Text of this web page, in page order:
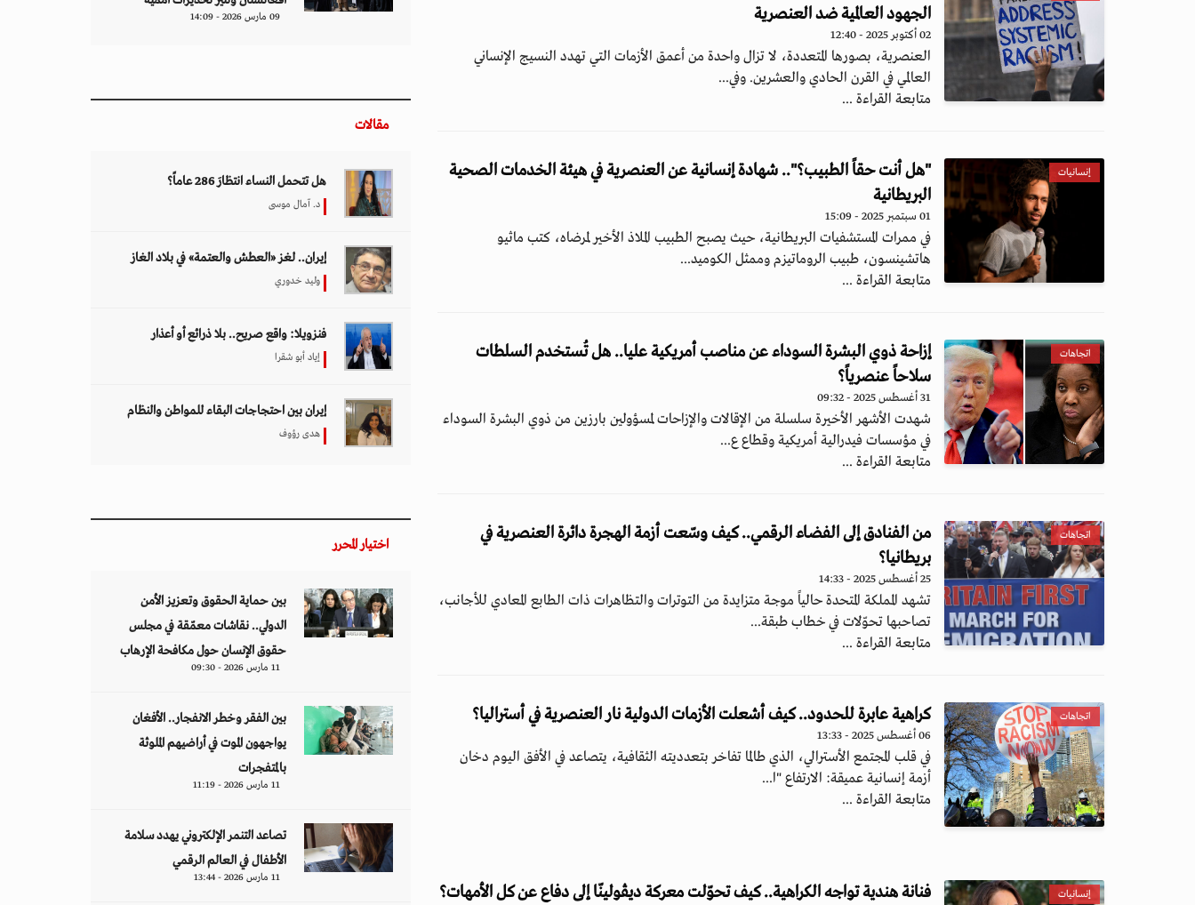
الجهود العالمية ضد العنصرية
02 أكتوبر 2025 - 12:40
العنصرية، بصورها المتعددة، لا تزال واحدة من أعمق الأزمات التي تهدد النسيج الإنساني
العالمي في القرن الحادي والعشرين. وفي...
متابعة القراءة ...
إنسانيات
"هل أنت حقاً الطبيب؟".. شهادة إنسانية عن العنصرية في هيئة الخدمات الصحية
البريطانية
01 سبتمبر 2025 - 15:09
في ممرات المستشفيات البريطانية، حيث يصبح الطبيب الملاذ الأخير لمرضاه، كتب ماثيو
هاتشينسون، طبيب الروماتيزم وممثل الكوميد...
متابعة القراءة ...
اتجاهات
إزاحة ذوي البشرة السوداء عن مناصب أمريكية عليا.. هل تُستخدم السلطات
سلاحاً عنصرياً؟
31 أغسطس 2025 - 09:32
شهدت الأشهر الأخيرة سلسلة من الإقالات والإزاحات لمسؤولين بارزين من ذوي البشرة السوداء
في مؤسسات فيدرالية أمريكية وقطاع ع...
متابعة القراءة ...
اتجاهات
من الفنادق إلى الفضاء الرقمي.. كيف وسّعت أزمة الهجرة دائرة العنصرية في
بريطانيا؟
25 أغسطس 2025 - 14:33
تشهد المملكة المتحدة حالياً موجة متزايدة من التوترات والتظاهرات ذات الطابع المعادي للأجانب،
تصاحبها تحوّلات في خطاب طبقة...
متابعة القراءة ...
اتجاهات كراهية عابرة للحدود.. كيف أشعلت الأزمات الدولية نار العنصرية في أستراليا؟
06 أغسطس 2025 - 13:33
في قلب المجتمع الأسترالي، الذي طالما تفاخر بتعدديته الثقافية، يتصاعد في الأفق اليوم دخان
أزمة إنسانية عميقة: الارتفاع "ا...
متابعة القراءة ...
إنسانيات فنانة هندية تواجه الكراهية.. كيف تحوّلت معركة ديڤولينّا إلى دفاع عن كل الأمهات؟
09 مارس 2026 - 14:09
مقالات
هل تتحمل النساء انتظارَ 286 عاماً؟
د. آمال موسى
إيران.. لغز «العطش والعتمة» في بلاد الغاز
وليد خدوري
فنزويلا: واقع صريح.. بلا ذرائع أو أعذار
إياد أبو شقرا
إيران بين احتجاجات البقاء للمواطن والنظام
هدى رؤوف
اختيار المحرر
بين حماية الحقوق وتعزيز الأمن
الدولي.. نقاشات معمّقة في مجلس
حقوق الإنسان حول مكافحة الإرهاب
11 مارس 2026 - 09:30
بين الفقر وخطر الانفجار.. الأفغان
يواجهون الموت في أراضيهم الملوثة
بالمتفجرات
11 مارس 2026 - 11:19
تصاعد التنمر الإلكتروني يهدد سلامة
الأطفال في العالم الرقمي
11 مارس 2026 - 13:44